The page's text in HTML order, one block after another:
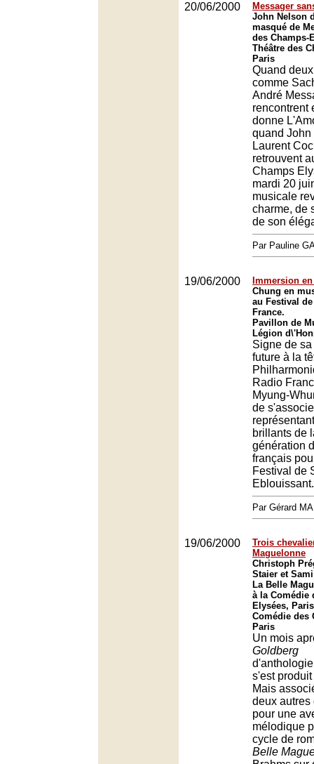
20/06/2000
Messager
John Nelson
masqué de
des Champs-
Théâtre des
Paris
Quand
comme
André
rencontrent
donne
quand
Laurent
retrouvent
Champs
mardi 20
musicale
charme, de
de son
Par Pauline
19/06/2000
Immersion
Chung en
au Festival
France.
Pavillon de
Légion
Signe de
future à la
Radio
Myung-
de
brillants de
génération
français
Festival de
Eblouissant.
Par Gérard
19/06/2000
Trois
Maguelonne
Christoph
Staier et
La Belle
à la Comédie
Elysées,
Comédie des
Paris
Un mois
Goldberg
s'est
Mais
deux autres
pour une
mélodique
cycle de
Belle